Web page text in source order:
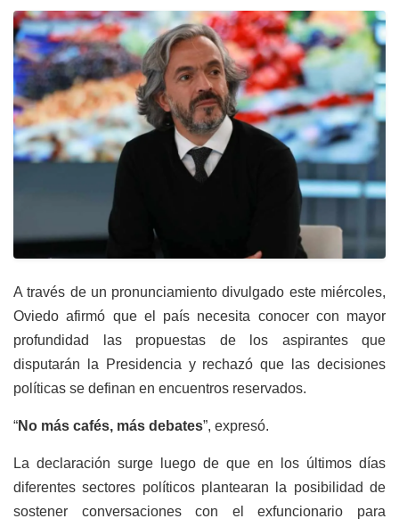
A través de un pronunciamiento divulgado este miércoles,
Oviedo afirmó que el país necesita conocer con mayor
profundidad las propuestas de los aspirantes que
disputarán la Presidencia y rechazó que las decisiones
políticas se definan en encuentros reservados.
“No más cafés, más debates”, expresó.
La declaración surge luego de que en los últimos días
diferentes sectores políticos plantearan la posibilidad de
sostener conversaciones con el exfuncionario para